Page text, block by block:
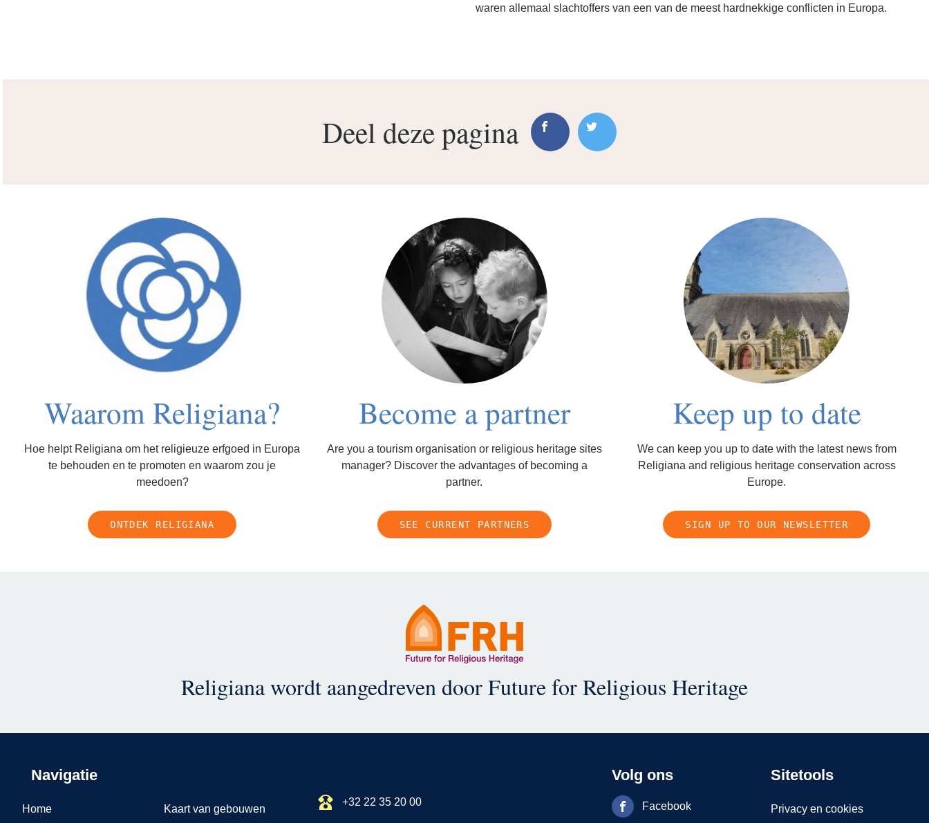
waren allemaal slachtoffers van een van de meest hardnekkige conflicten in Europa.
Deel deze pagina
Waarom Religiana?
Hoe helpt Religiana om het religieuze erfgoed in Europa
te behouden en te promoten en waarom zou je
meedoen?
ONTDEK RELIGIANA
Become a partner
Are you a tourism organisation or religious heritage sites
manager? Discover the advantages of becoming a
partner.
SEE CURRENT PARTNERS
Keep up to date
We can keep you up to date with the latest news from
Religiana and religious heritage conservation across
Europe.
SIGN UP TO OUR NEWSLETTER
Religiana wordt aangedreven door Future for Religious Heritage
Navigatie
Home Kaart van gebouwen
+32 22 35 20 00
Volg ons
Facebook
Sitetools
Privacy en cookies